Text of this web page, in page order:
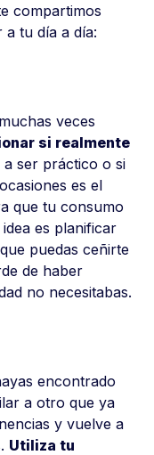
compartimos
tu día a día:
veces
si realmente
ser práctico o si
es el
que tu consumo
es planificar
puedas ceñirte
de haber
no necesitabas.
encontrado
a otro que ya
y vuelve a
Utiliza tu